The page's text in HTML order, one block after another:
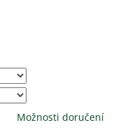
Možnosti doručení